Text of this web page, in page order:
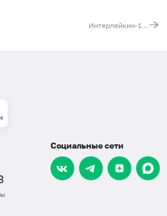
Интерлейкин-1-бета
Социальные сети